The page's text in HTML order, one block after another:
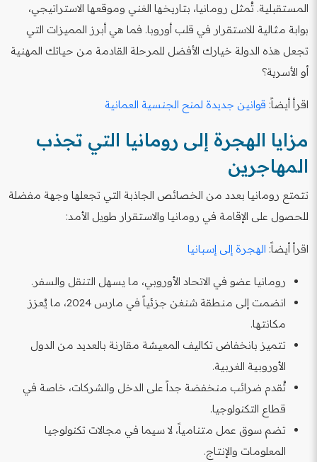
المستقبلية. تُمثل رومانيا، بتاريخها الغني وموقعها الاستراتيجي،
بوابة مثالية للاستقرار في قلب أوروبا. فما هي أبرز المميزات التي
تجعل هذه الدولة خيارك الأفضل للمرحلة القادمة من حياتك المهنية
أو الأسرية؟
اقرأ أيضاً: قوانين جديدة لمنح الجنسية العمانية
مزايا الهجرة إلى رومانيا التي تجذب
المهاجرين
تتمتع رومانيا بعدد من الخصائص الجاذبة التي تجعلها وجهة مفضلة
للحصول على الإقامة في رومانيا والاستقرار طويل الأمد:
اقرأ أيضاً: الهجرة إلى إسبانيا
رومانيا عضو في الاتحاد الأوروبي، ما يسهل التنقل والسفر.
انضمت إلى منطقة شنغن جزئياً في مارس 2024، ما يُعزز
مكانتها.
تتميز بانخفاض تكاليف المعيشة مقارنة بالعديد من الدول
الأوروبية الغربية.
تُقدم ضرائب منخفضة جداً على الدخل والشركات، خاصة في
قطاع التكنولوجيا.
تضم سوق عمل متنامياً، لا سيما في مجالات تكنولوجيا
المعلومات والإنتاج.